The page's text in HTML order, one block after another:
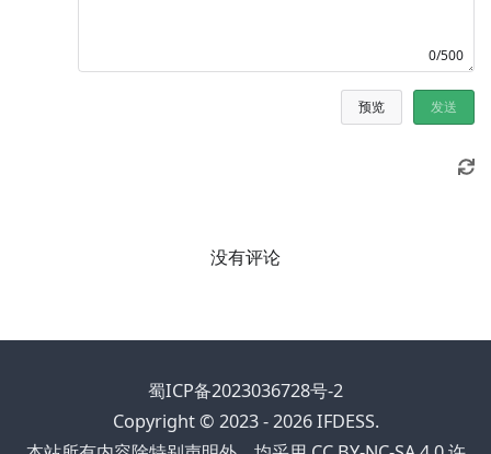
0/500
预览 发送
没有评论
蜀ICP备2023036728号-2
Copyright © 2023 - 2026 IFDESS.